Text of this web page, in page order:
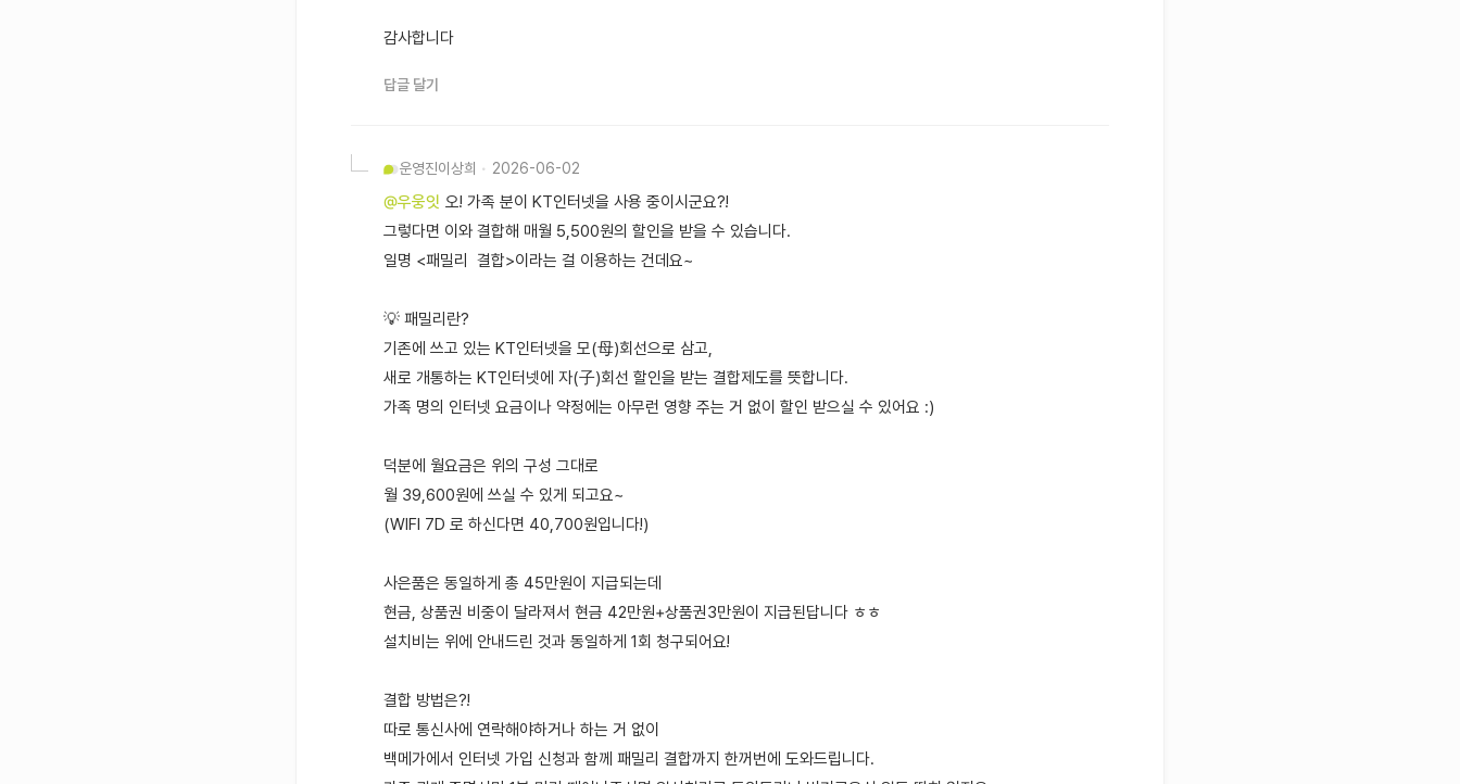
감사합니다
답글 달기
운영진이상희 2026-06-02
@우웅잇 오! 가족 분이 KT인터넷을 사용 중이시군요?!
그렇다면 이와 결합해 매월 5,500원의 할인을 받을 수 있습니다.
일명 <패밀리 결합>이라는 걸 이용하는 건데요~
💡 패밀리란?
기존에 쓰고 있는 KT인터넷을 모(母)회선으로 삼고,
새로 개통하는 KT인터넷에 자(子)회선 할인을 받는 결합제도를 뜻합니다.
가족 명의 인터넷 요금이나 약정에는 아무런 영향 주는 거 없이 할인 받으실 수 있어요 :)
덕분에 월요금은 위의 구성 그대로
월 39,600원에 쓰실 수 있게 되고요~
(WIFI 7D 로 하신다면 40,700원입니다!)
사은품은 동일하게 총 45만원이 지급되는데
현금, 상품권 비중이 달라져서 현금 42만원+상품권3만원이 지급된답니다 ㅎㅎ
설치비는 위에 안내드린 것과 동일하게 1회 청구되어요!
결합 방법은?!
따로 통신사에 연락해야하거나 하는 거 없이
백메가에서 인터넷 가입 신청과 함께 패밀리 결합까지 한꺼번에 도와드립니다.